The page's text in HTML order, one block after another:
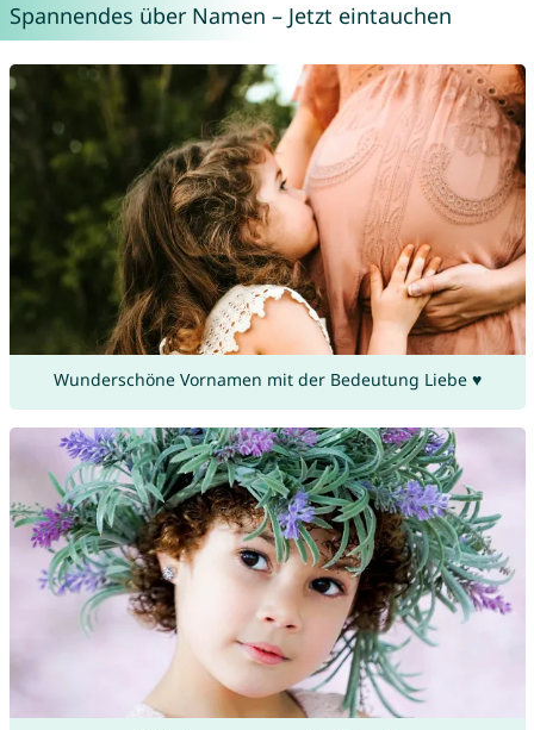
Spannendes über Namen – Jetzt eintauchen
Wunderschöne Vornamen mit der Bedeutung Liebe ♥